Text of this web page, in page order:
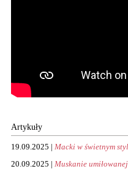
Artykuły
19.09.2025 | Macki w świetnym
20.09.2025 | Muskanie